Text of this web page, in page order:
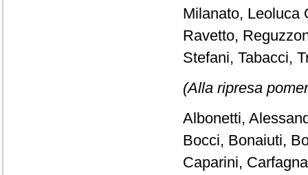
Milanato, Leoluca
Ravetto,
Stefani, Tabacci,
(Alla ripresa
Albonetti,
Bocci, Bonaiuti,
Caparini,